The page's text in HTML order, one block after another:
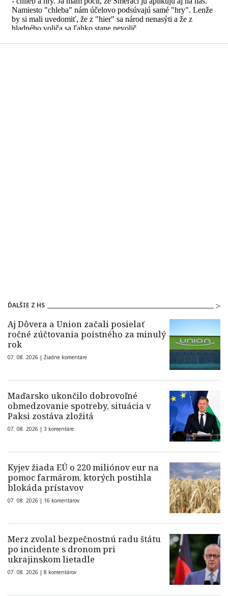
ĎALŠIE Z HS
Aj Dôvera a Union začali posielať
ročné zúčtovania poistného za minulý
rok
07. 08. 2026 | Žiadne komentáre
Maďarsko ukončilo dobrovoľné
obmedzovanie spotreby, situácia v
Paksi zostáva zložitá
07. 08. 2026 | 3 komentáre
Kyjev žiada EÚ o 220 miliónov eur na
pomoc farmárom, ktorých postihla
blokáda prístavov
07. 08. 2026 | 16 komentárov
Merz zvolal bezpečnostnú radu štátu
po incidente s dronom pri
ukrajinskom lietadle
07. 08. 2026 | 8 komentárov